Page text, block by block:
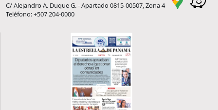
C/ Alejandro A. Duque G. - Apartado 0815-00507, Zona 4
Teléfono: +507 204-0000